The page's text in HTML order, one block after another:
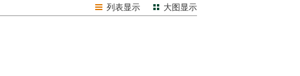
列表显示 大图显示